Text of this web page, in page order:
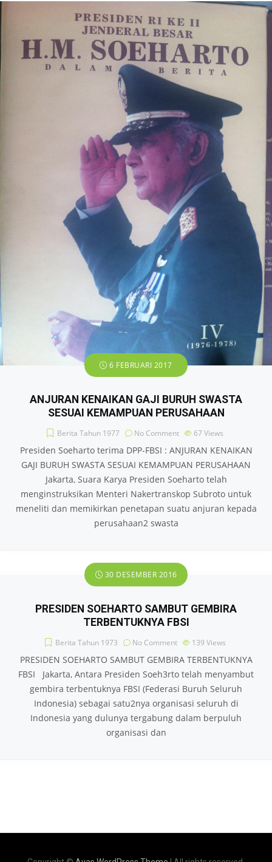
6 FEBRUARI 2017
ANJURAN KENAIKAN GAJI BURUH SWASTA
SESUAI KEMAMPUAN PERUSAHAAN
Berita Tahun 1977 No Comment 67 Views
Presiden Soeharto terima DPP-FBSI : ANJURAN KENAIKAN
GAJI BURUH SWASTA SESUAI KEMAMPUAN PERUSAHAAN
Jakarta, Suara Karya Presiden Soeharto telah
menginstruksikan Menteri Nakertranskop Subroto untuk
meneliti dan memikirkan penetapan suatu anjuran kepada
perusahaan2 swasta
30 DESEMBER 2016
PRESIDEN SOEHARTO SAMBUT GEMBIRA
TERBENTUKNYA FBSI
Berita Tahun 1973 No Comment 139 Views
PRESIDEN SOEHARTO SAMBUT GEMBIRA TERBENTUKNYA
FBSI Jakarta, Antara Presiden Soeh3rto telah menyambut
gembira terbentuknya FBSI (Federasi Buruh Seluruh
Indonesia) sebagai satu2nya organisasi seluruh di
Indonesia yang dulunya tergabung dalam berpuluh
organisasi dan